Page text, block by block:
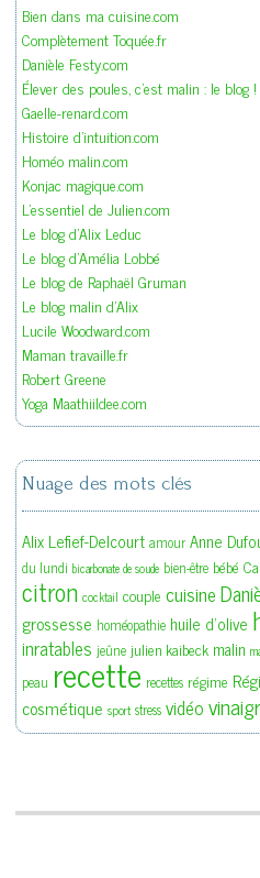
Bien dans ma cuisine.com
Complètement Toquée.fr
Danièle Festy.com
Élever des poules, c'est malin : le blog !
Gaelle-renard.com
Histoire d'intuition.com
Homéo malin.com
Konjac magique.com
L'essentiel de Julien.com
Le blog d'Alix Leduc
Le blog d'Amélia Lobbé
Le blog de Raphaël Gruman
Le blog malin d'Alix
Lucile Woodward.com
Maman travaille.fr
Robert Greene
Yoga Maathiildee.com
Nuage des mots clés
Alix Lefief-Delcourt amour Anne
du lundi bicarbonate de soude bien-être bébé
citron cocktail couple cuisine
grossesse homéopathie huile d'olive
inratables jeûne julien kaibeck malin
peau recette recettes régime
cosmétique sport stress vidéo